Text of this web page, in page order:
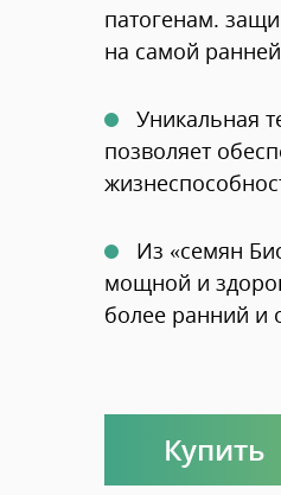
патогенам.
на самой
Уникальная
позволяет
Из «семян
мощной и
более ранний и
Купить